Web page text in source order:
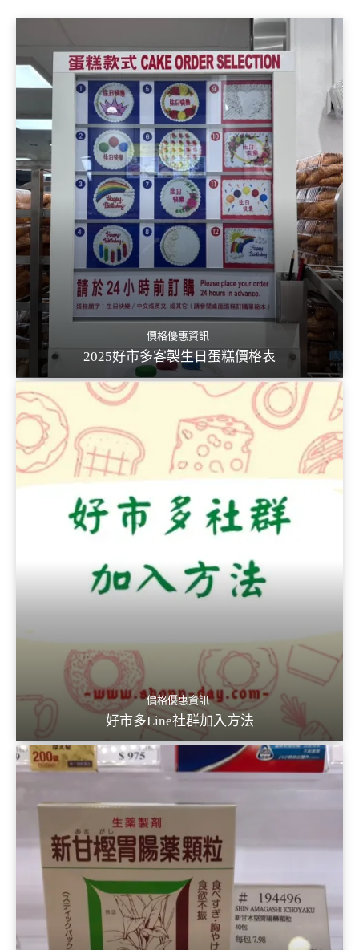
價格優惠資訊
2025好市多客製生日蛋糕價格表
價格優惠資訊
好市多Line社群加入方法